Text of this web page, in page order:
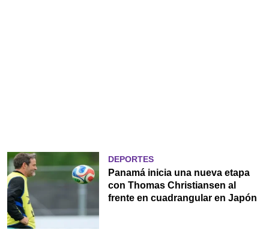
DEPORTES
Panamá inicia una nueva etapa
con Thomas Christiansen al
frente en cuadrangular en Japón